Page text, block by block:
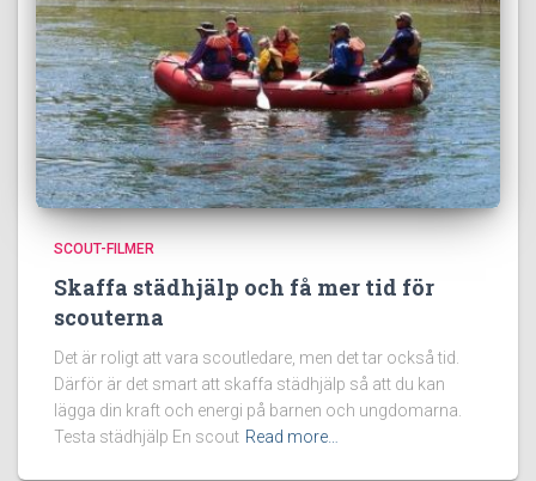
SCOUT-FILMER
Skaffa städhjälp och få mer tid för
scouterna
Det är roligt att vara scoutledare, men det tar också tid.
Därför är det smart att skaffa städhjälp så att du kan
lägga din kraft och energi på barnen och ungdomarna.
Testa städhjälp En scout Read more…